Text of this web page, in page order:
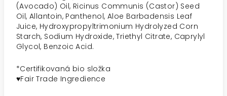
(Avocado) Oil, Ricinus Communis (Castor) Seed
Oil, Allantoin, Panthenol, Aloe Barbadensis Leaf
Juice, Hydroxypropyltrimonium Hydrolyzed Corn
Starch, Sodium Hydroxide, Triethyl Citrate, Caprylyl
Glycol, Benzoic Acid.
*Certifikovaná bio složka
♥Fair Trade Ingredience